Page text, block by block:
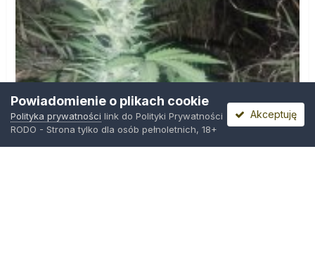
Powiadomienie o plikach cookie
Polityka prywatności link do Polityki Prywatności
RODO - Strona tylko dla osób pełnoletnich, 18+
Akceptuję